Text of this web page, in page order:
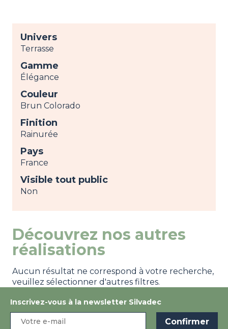
Univers
Terrasse
Gamme
Élégance
Couleur
Brun Colorado
Finition
Rainurée
Pays
France
Visible tout public
Non
Découvrez nos autres
réalisations
Aucun résultat ne correspond à votre recherche,
veuillez sélectionner d'autres filtres.
Inscrivez-vous à la newsletter Silvadec